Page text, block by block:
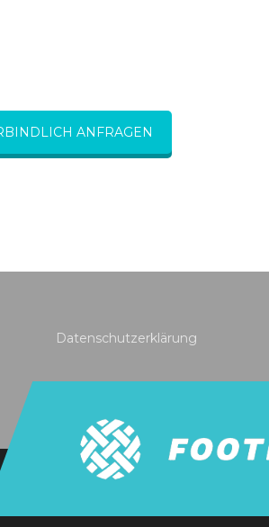
ANFRAGEN
Datenschutzerklärung